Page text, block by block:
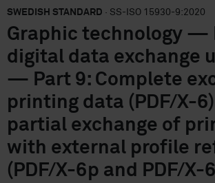
SWEDISH STANDARD · SS-ISO 15930-9:2020
Graphic technology —
digital data exchange
— Part 9: Complete
printing data (PDF/X-
partial exchange of
with external profile
(PDF/X-6p and PDF/X-